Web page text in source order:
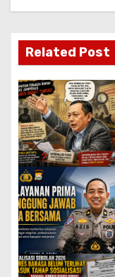
s
p
o
s
Related Post